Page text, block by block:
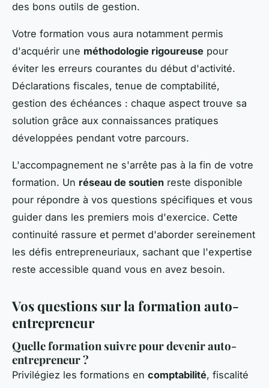
des bons outils de gestion.
Votre formation vous aura notamment permis
d'acquérir une méthodologie rigoureuse pour
éviter les erreurs courantes du début d'activité.
Déclarations fiscales, tenue de comptabilité,
gestion des échéances : chaque aspect trouve sa
solution grâce aux connaissances pratiques
développées pendant votre parcours.
L'accompagnement ne s'arrête pas à la fin de votre
formation. Un réseau de soutien reste disponible
pour répondre à vos questions spécifiques et vous
guider dans les premiers mois d'exercice. Cette
continuité rassure et permet d'aborder sereinement
les défis entrepreneuriaux, sachant que l'expertise
reste accessible quand vous en avez besoin.
Vos questions sur la formation auto-
entrepreneur
Quelle formation suivre pour devenir auto-
entrepreneur ?
Privilégiez les formations en comptabilité, fiscalité